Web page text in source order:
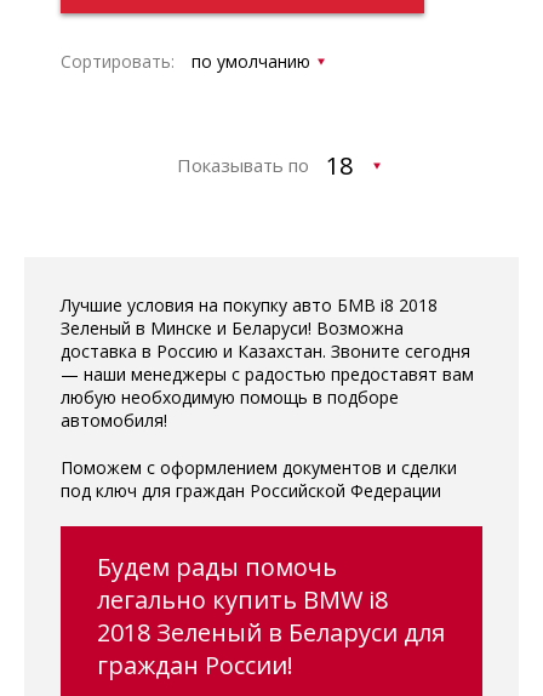
Сортировать:
Показывать по
Лучшие условия на покупку авто БМВ i8 2018
Зеленый в Минске и Беларуси! Возможна
доставка в Россию и Казахстан. Звоните сегодня
— наши менеджеры с радостью предоставят вам
любую необходимую помощь в подборе
автомобиля!
Поможем с оформлением документов и сделки
под ключ для граждан Российской Федерации
Будем рады помочь
легально купить BMW i8
2018 Зеленый в Беларуси для
граждан России!